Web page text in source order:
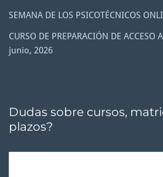
SEMANA DE LOS PSICOTÉCNICOS
CURSO DE PREPARACIÓN DE ACCESO
junio, 2026
Dudas sobre cursos,
plazos?